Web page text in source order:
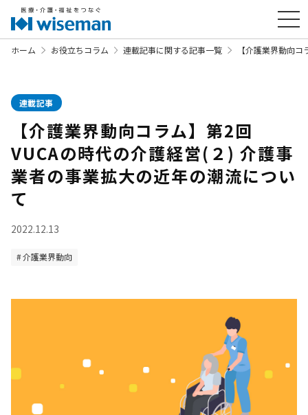
ホーム お役立ちコラム 連載記事に関する記事一覧 【介護業界動向
連載記事
【介護業界動向コラム】第2回
VUCAの時代の介護経営(２) 介護事
業者の事業拡大の近年の潮流につい
て
2022.12.13
介護業界動向